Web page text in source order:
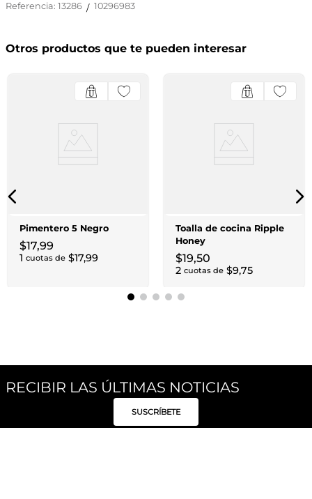
Referencia: 13286 / 10296983
Otros productos que te pueden interesar
Pimentero 5 Negro
$17,99
1 cuotas de $17,99
Toalla de cocina Ripple
Honey
$19,50
2 cuotas de $9,75
RECIBIR LAS ÚLTIMAS NOTICIAS
SUSCRÍBETE